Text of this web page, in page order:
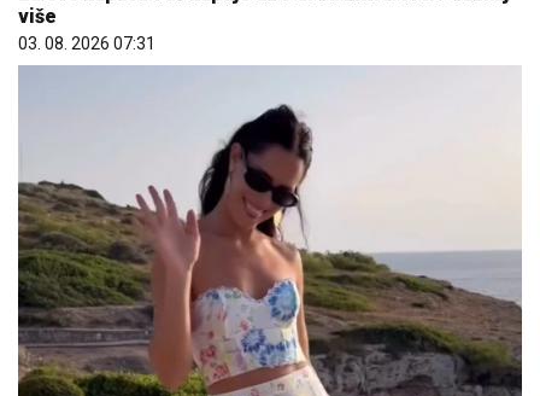
više
03. 08. 2026 07:31